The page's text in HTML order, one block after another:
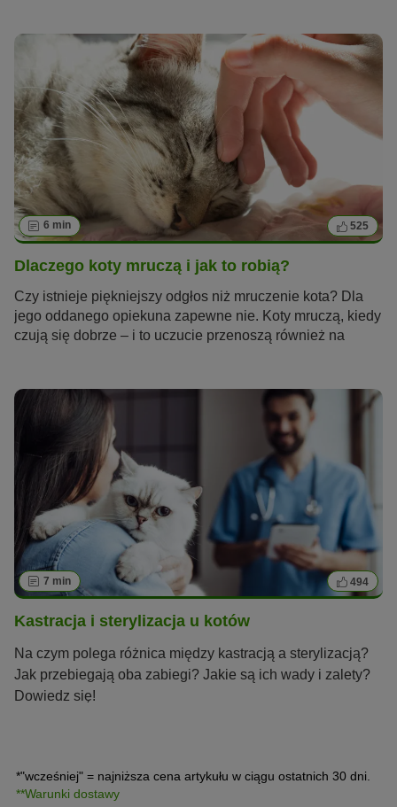
6 min 525
Dlaczego koty mruczą i jak to robią?
Czy istnieje piękniejszy odgłos niż mruczenie kota? Dla
jego oddanego opiekuna zapewne nie. Koty mruczą, kiedy
czują się dobrze – i to uczucie przenoszą również na
stres. Dlaczego koty mruczą i w jaki sposób produkują ten
ciągły, motoryczny dźwięk?
7 min 494
Kastracja i sterylizacja u kotów
Na czym polega różnica między kastracją a sterylizacją?
Jak przebiegają oba zabiegi? Jakie są ich wady i zalety?
Dowiedz się!
*"wcześniej" = najniższa cena artykułu w ciągu ostatnich 30 dni.
**Warunki dostawy